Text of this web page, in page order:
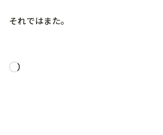
それではまた。
読